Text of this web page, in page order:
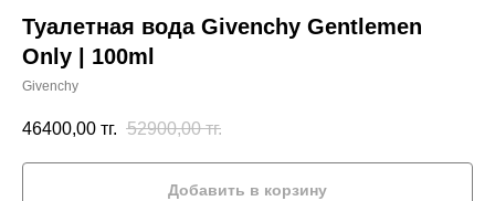
Туалетная вода Givenchy Gentlemen
Only | 100ml
Givenchy
46400,00 тг. 52900,00 тг.
Добавить в корзину